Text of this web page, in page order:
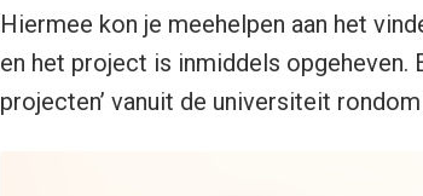
Hiermee kon je meehelpen aan het
en het project is inmiddels opgeheven.
projecten’ vanuit de universiteit